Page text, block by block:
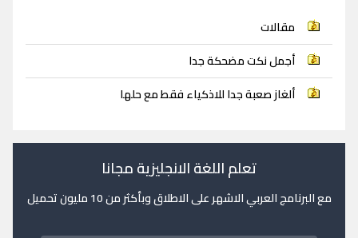
مقالات
أجمل نكت مضحكة جدا
ألغاز صعبة جدا للاذكياء فقط مع حلها
تعلم اللغة الانجليزية مجانا
مع البرنامج العربي الاشهر على الاطلاق وبأكثر من 10 مليون تحميل